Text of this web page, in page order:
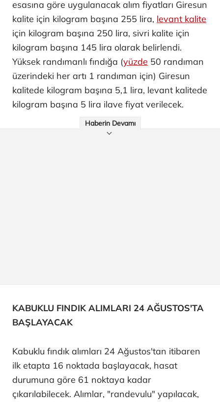
esasına göre uygulanacak alım fiyatları Giresun
kalite için kilogram başına 255 lira, levant kalite
için kilogram başına 250 lira, sivri kalite için
kilogram başına 145 lira olarak belirlendi.
Yüksek randımanlı fındığa (yüzde 50 randıman
üzerindeki her artı 1 randıman için) Giresun
kalitede kilogram başına 5,1 lira, levant kalitede
kilogram başına 5 lira ilave fiyat verilecek.
Haberin Devamı
KABUKLU FINDIK ALIMLARI 24 AĞUSTOS'TA
BAŞLAYACAK
Kabuklu fındık alımları 24 Ağustos'tan itibaren
ilk etapta 16 noktada başlayacak, hasat
durumuna göre 61 noktaya kadar
çıkarılabilecek. Alımlar, "randevulu" yapılacak,